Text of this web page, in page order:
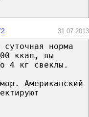
31.07.2013
норма
ккал, вы
4 кг свеклы.
Американский